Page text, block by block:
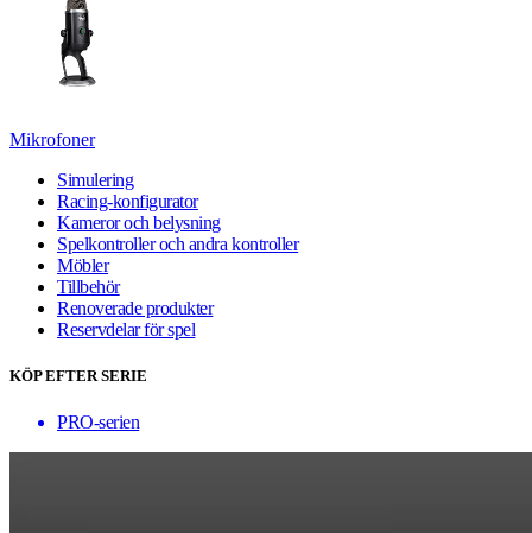
Mikrofoner
Simulering
Racing-konfigurator
Kameror och belysning
Spelkontroller och andra kontroller
Möbler
Tillbehör
Renoverade produkter
Reservdelar för spel
KÖP EFTER SERIE
PRO-serien